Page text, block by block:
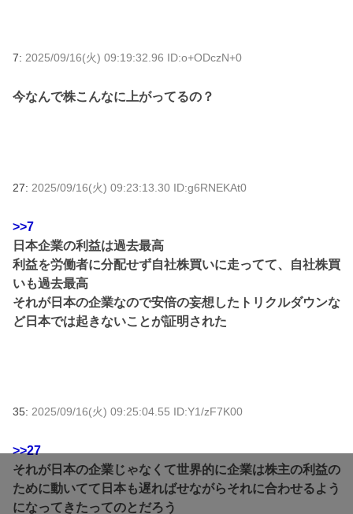
7: 2025/09/16(火) 09:19:32.96 ID:o+ODczN+0
今なんで株こんなに上がってるの？
27: 2025/09/16(火) 09:23:13.30 ID:g6RNEKAt0
>>7
日本企業の利益は過去最高
利益を労働者に分配せず自社株買いに走ってて、自社株買
いも過去最高
それが日本の企業なので安倍の妄想したトリクルダウンな
ど日本では起きないことが証明された
35: 2025/09/16(火) 09:25:04.55 ID:Y1/zF7K00
>>27
それが日本の企業じゃなくて世界的に企業は株主の利益の
ために動いてて日本も遅ればせながらそれに合わせるよう
になってきたってのとだろう